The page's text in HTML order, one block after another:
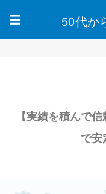
☰ 50代か
【実績を積んで
で安